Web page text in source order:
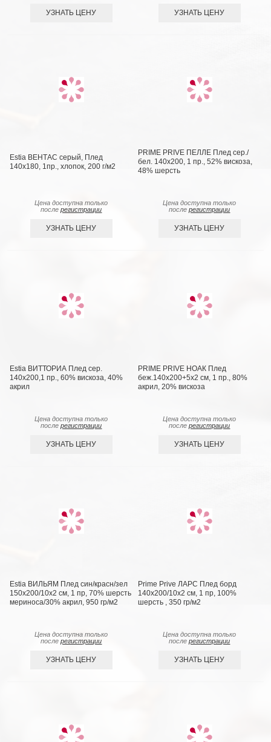
УЗНАТЬ ЦЕНУ УЗНАТЬ ЦЕНУ
Estia ВЕНТАС серый, Плед
140х180, 1пр., хлопок, 200 г/м2
Цена доступна только
послерегистрации
УЗНАТЬ ЦЕНУ
PRIME PRIVE ПЕЛЛЕ Плед сер./
бел. 140х200, 1 пр., 52% вискоза,
48% шерсть
Цена доступна только
послерегистрации
УЗНАТЬ ЦЕНУ
Estia ВИТТОРИА Плед сер.
140х200,1 пр., 60% вискоза, 40%
акрил
Цена доступна только
послерегистрации
УЗНАТЬ ЦЕНУ
PRIME PRIVE НОАК Плед
беж.140х200+5х2 см, 1 пр., 80%
акрил, 20% вискоза
Цена доступна только
послерегистрации
УЗНАТЬ ЦЕНУ
Estia ВИЛЬЯМ Плед син/красн/зел
150х200/10х2 см, 1 пр, 70% шерсть
мериноса/30% акрил, 950 гр/м2
Цена доступна только
послерегистрации
УЗНАТЬ ЦЕНУ
Prime Prive ЛАРС Плед борд
140х200/10х2 см, 1 пр, 100%
шерсть , 350 гр/м2
Цена доступна только
послерегистрации
УЗНАТЬ ЦЕНУ